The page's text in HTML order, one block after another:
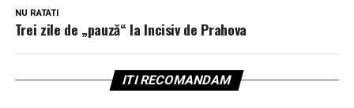
NU RATATI
Trei zile de „pauză“ la Incisiv de Prahova
ITI RECOMANDAM